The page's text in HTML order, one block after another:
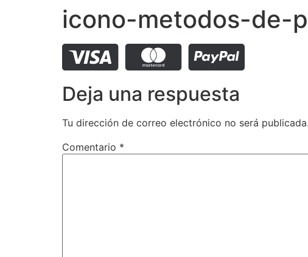
icono-metodos-de-
Deja una respuesta
Tu dirección de correo electrónico no será publicada.
Comentario *